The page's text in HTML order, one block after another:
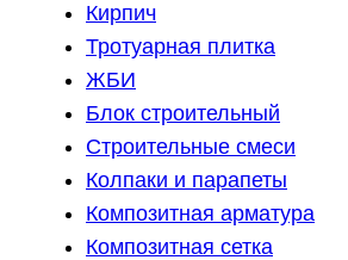
Кирпич
Тротуарная плитка
ЖБИ
Блок строительный
Строительные смеси
Колпаки и парапеты
Композитная арматура
Композитная сетка